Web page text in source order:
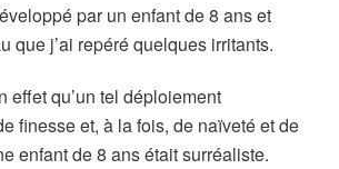
par un enfant de 8 ans et
que j’ai repéré quelques irritants.
effet qu’un tel déploiement
finesse et, à la fois, de naïveté et de
enfant de 8 ans était surréaliste.